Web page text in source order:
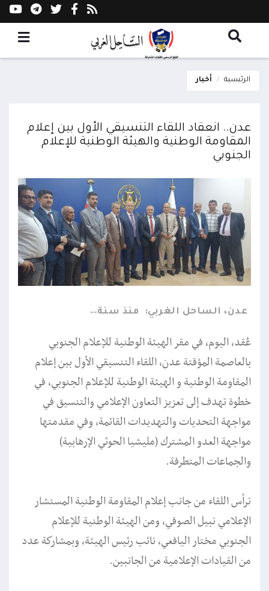
الرئيسية أخبار
عدن.. انعقاد اللقاء التنسيقي الأول بين إعلام
المقاومة الوطنية والهيئة الوطنية للإعلام
الجنوبي
عدن، الساحل الغربي: منذ سنة
عُقد، اليوم، في مقر الهيئة الوطنية للإعلام الجنوبي
بالعاصمة المؤقتة عدن، اللقاء التنسيقي الأول بين إعلام
المقاومة الوطنية و الهيئة الوطنية للإعلام الجنوبي، في
خطوة تهدف إلى تعزيز التعاون الإعلامي والتنسيق في
مواجهة التحديات والتهديدات القائمة، وفي مقدمتها
مواجهة العدو المشترك (مليشيا الحوثي الإرهابية)
والجماعات المتطرفة.
ترأس اللقاء من جانب إعلام المقاومة الوطنية المستشار
الإعلامي نبيل الصوفي، ومن الهيئة الوطنية للإعلام
الجنوبي مختار اليافعي، نائب رئيس الهيئة، وبمشاركة عدد
من القيادات الإعلامية من الجانبين.